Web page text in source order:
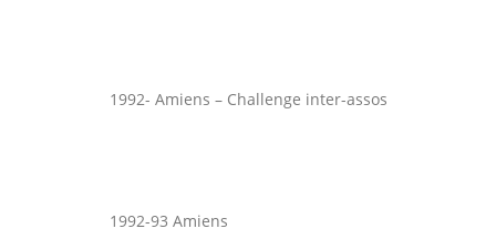
1992- Amiens – Challenge inter-assos
1992-93 Amiens